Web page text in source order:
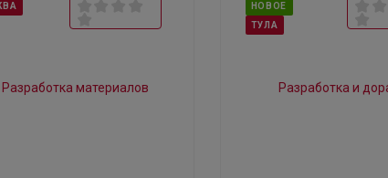
НОВОЕ
ТУЛА